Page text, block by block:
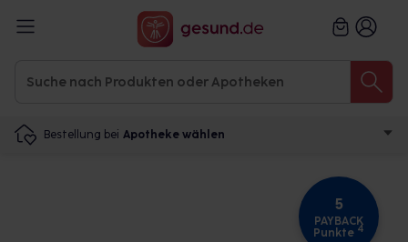
Bestellung bei Apotheke wählen
5
PAYBACK
Punkte 4